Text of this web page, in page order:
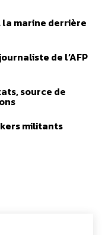
la marine derrière
de l’AFP
source de
militants